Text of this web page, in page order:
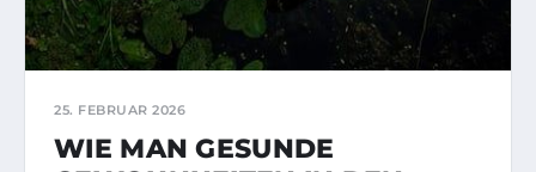
25. FEBRUAR 2026
WIE MAN GESUNDE